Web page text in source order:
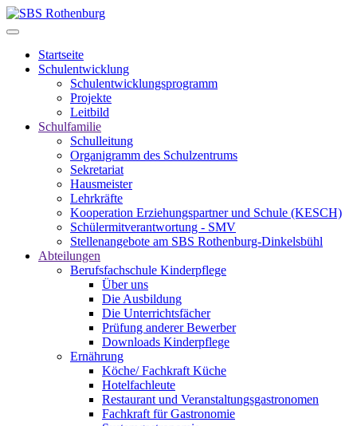
Startseite
Schulentwicklung
Schulentwicklungsprogramm
Projekte
Leitbild
Schulfamilie
Schulleitung
Organigramm des Schulzentrums
Sekretariat
Hausmeister
Lehrkräfte
Kooperation Erziehungspartner und Schule (KESCH)
Schülermitverantwortung - SMV
Stellenangebote am SBS Rothenburg-Dinkelsbühl
Abteilungen
Berufsfachschule Kinderpflege
Über uns
Die Ausbildung
Die Unterrichtsfächer
Prüfung anderer Bewerber
Downloads Kinderpflege
Ernährung
Köche/ Fachkraft Küche
Hotelfachleute
Restaurant und Veranstaltungsgastronomen
Fachkraft für Gastronomie